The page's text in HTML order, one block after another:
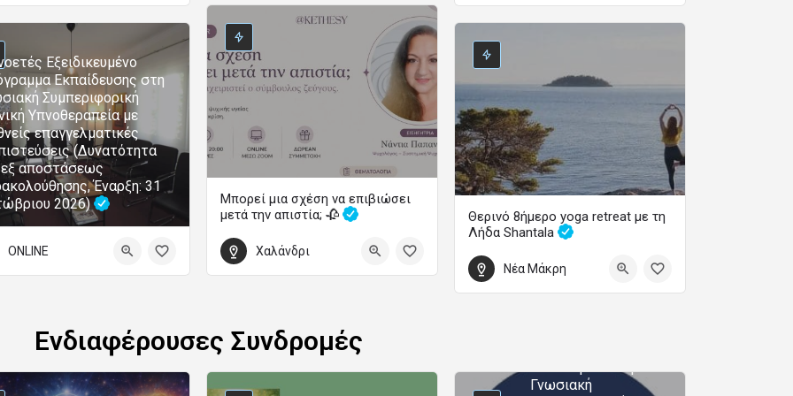
2026 00:00 - 31 Μαΐου 2027 00:00
3 Σεπτεμβρίου 2026 19:00 - 21:00
Μπορεί μια σχέση να επιβιώσει
μετά την απιστία; 🥀
5 Σεπτεμβρίου 2026 18:00 - 20:00
Χαλάνδρι
Εξειδικευμένο
Εκπαίδευσης στη
Συμπεριφορική
Υπνοθεραπεία με
επαγγελματικές
(Δυνατότητα
εξ αποστάσεως
Έναρξη: 31
2026)
ONLINE
Θερινό 8ήμερο yoga retreat με τη
Λήδα Shantala
22 Αυγούστου 2026 18:00 - 30 Αυγούστου 2026 11:00
Νέα Μάκρη
Ενδιαφέρουσες Συνδρομές
Μονοετής Διεθνώς
Πιστοποιημένη
Επαγγελματική
Γνωσιακή